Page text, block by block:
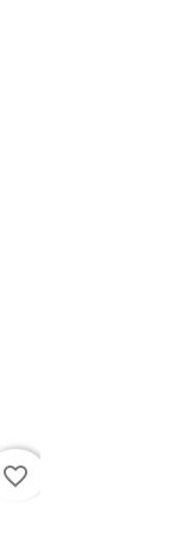
favorite_border